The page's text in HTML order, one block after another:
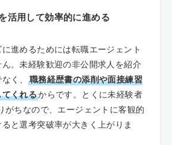
活用して効率的に進める
進めるためには転職エージェント
。未経験歓迎の非公開求人を紹介
く、
職務経歴書の添削や面接練習
くれるからです。とくに未経験者
がちなので、エージェントに客観的
と選考突破率が大きく上がりま